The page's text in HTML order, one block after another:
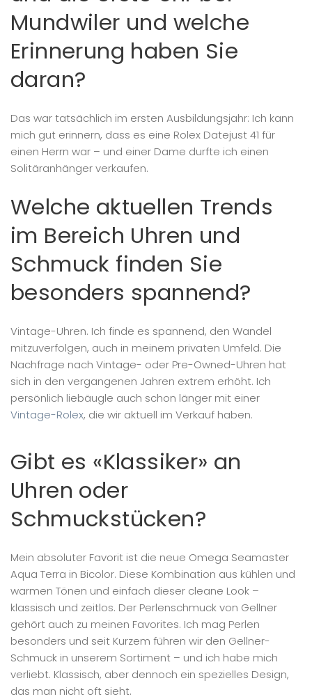
Mundwiler und welche
Erinnerung haben Sie
daran?
Das war tatsächlich im ersten Ausbildungsjahr: Ich kann
mich gut erinnern, dass es eine Rolex Datejust 41 für
einen Herrn war – und einer Dame durfte ich einen
Solitäranhänger verkaufen.
Welche aktuellen Trends
im Bereich Uhren und
Schmuck finden Sie
besonders spannend?
Vintage-Uhren. Ich finde es spannend, den Wandel
mitzuverfolgen, auch in meinem privaten Umfeld. Die
Nachfrage nach Vintage- oder Pre-Owned-Uhren hat
sich in den vergangenen Jahren extrem erhöht. Ich
persönlich liebäugle auch schon länger mit einer
Vintage-Rolex, die wir aktuell im Verkauf haben.
Gibt es «Klassiker» an
Uhren oder
Schmuckstücken?
Mein absoluter Favorit ist die neue Omega Seamaster
Aqua Terra in Bicolor. Diese Kombination aus kühlen und
warmen Tönen und einfach dieser cleane Look –
klassisch und zeitlos. Der Perlenschmuck von Gellner
gehört auch zu meinen Favorites. Ich mag Perlen
besonders und seit Kurzem führen wir den Gellner-
Schmuck in unserem Sortiment – und ich habe mich
verliebt. Klassisch, aber dennoch ein spezielles Design,
das man nicht oft sieht.